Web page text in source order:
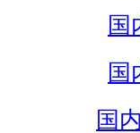
国
国
国